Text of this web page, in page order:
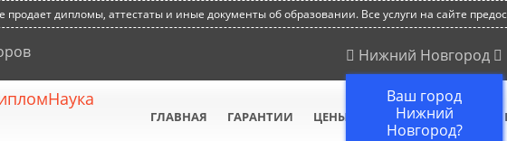
дипломы, аттестаты и иные документы об образовании. Все услуги на сайте
Нижний Новгород
Ваш город
Нижний
Новгород?
ГЛАВНАЯ ГАРАНТИИ ЦЕНЫ КАК МЫ РАБОТАЕМ